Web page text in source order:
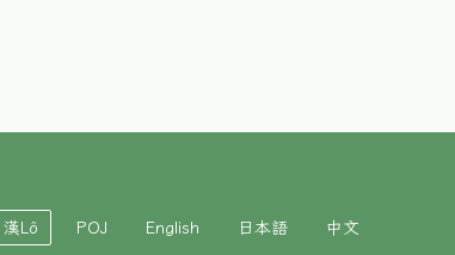
漢Lô POJ English 日本語 中文